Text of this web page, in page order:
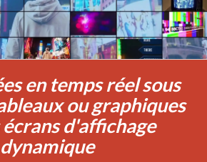
en temps réel sous
ou graphiques
d'affichage
dynamique